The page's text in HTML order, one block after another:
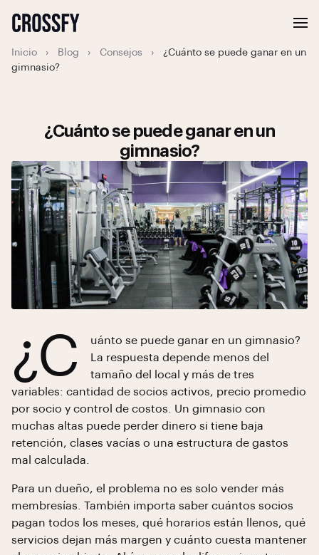
Inicio › Blog › Consejos ›
¿Cuánto se puede ganar en un
gimnasio?
¿Cuánto se puede ganar en un
gimnasio?
¿C
uánto se puede ganar en un gimnasio?
La respuesta depende menos del
tamaño del local y más de tres
variables: cantidad de socios activos, precio promedio
por socio y control de costos. Un gimnasio con
muchas altas puede perder dinero si tiene baja
retención, clases vacías o una estructura de gastos
mal calculada.
Para un dueño, el problema no es solo vender más
membresías. También importa saber cuántos socios
pagan todos los meses, qué horarios están llenos, qué
servicios dejan más margen y cuánto cuesta mantener